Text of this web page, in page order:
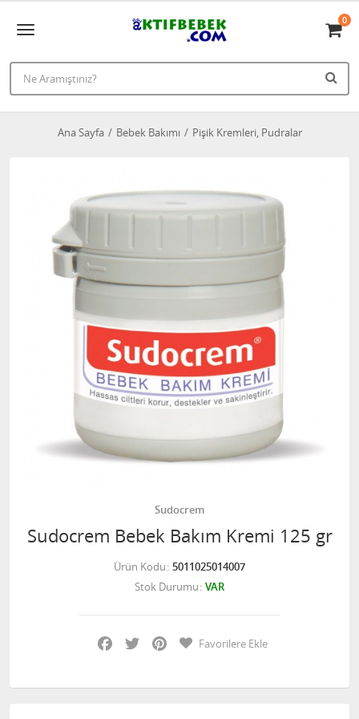
0
Ana Sayfa Bebek Bakımı Pişik Kremleri, Pudralar
Sudocrem
Sudocrem Bebek Bakım Kremi 125 gr
Ürün Kodu 5011025014007
Stok Durumu VAR
Facebook
Twitter PinterestFavorilere Ekle